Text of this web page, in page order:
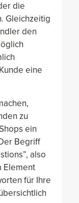
die
Gleichzeitig
den
eine
zu
ein
Begriff
also
Element
für Ihre